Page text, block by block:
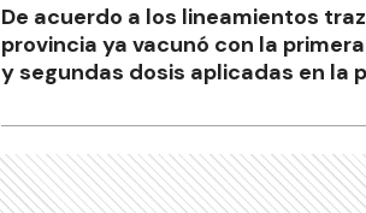
De acuerdo a los lineamientos
provincia ya vacunó con la
y segundas dosis aplicadas en la